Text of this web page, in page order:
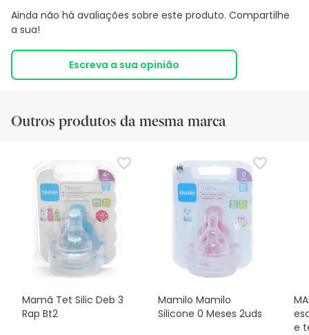
Ainda não há avaliações sobre este produto. Compartilhe
a sua!
Escreva a sua opinião
Outros produtos da mesma marca
Mamã Tet Silic Deb 3
Rap Bt2
Mamilo Mamilo
Silicone 0 Meses 2uds
e